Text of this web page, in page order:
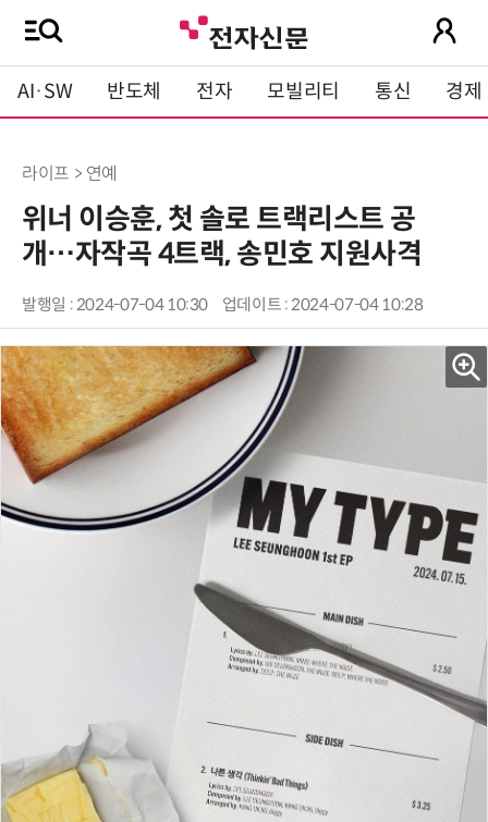
AI·SW 반도체 전자 모빌리티 통신 경제
라이프 > 연예
위너 이승훈, 첫 솔로 트랙리스트 공
개…자작곡 4트랙, 송민호 지원사격
발행일 : 2024-07-04 10:30 업데이트 : 2024-07-04 10:28